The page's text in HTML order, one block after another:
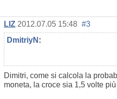
LIZ 2012.07.05 15:48 #3
DmitriyN :
Dimitri, come si calcola la
moneta, la croce sia 1,5 volte